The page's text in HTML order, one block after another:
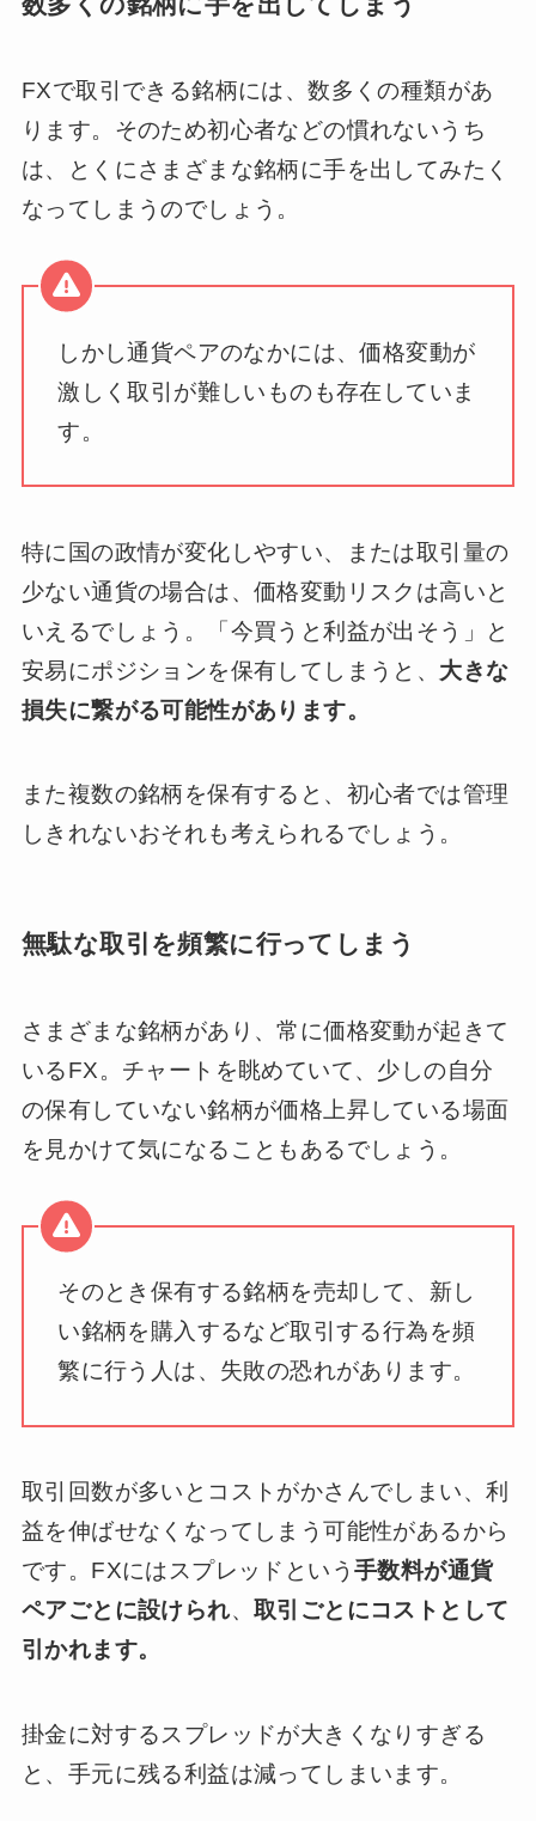
FXで取引できる銘柄には、数多くの種類があ
ります。そのため初心者などの慣れないうち
は、とくにさまざまな銘柄に手を出してみたく
なってしまうのでしょう。
しかし通貨ペアのなかには、価格変動が
激しく取引が難しいものも存在していま
す。
特に国の政情が変化しやすい、または取引量の
少ない通貨の場合は、価格変動リスクは高いと
いえるでしょう。「今買うと利益が出そう」と
安易にポジションを保有してしまうと、 大きな
損失に繋がる可能性があります。
また複数の銘柄を保有すると、初心者では管理
しきれないおそれも考えられるでしょう。
無駄な取引を頻繁に行ってしまう
さまざまな銘柄があり、常に価格変動が起きて
いるFX。チャートを眺めていて、少しの自分
の保有していない銘柄が価格上昇している場面
を見かけて気になることもあるでしょう。
そのとき保有する銘柄を売却して、新し
い銘柄を購入するなど取引する行為を頻
繁に行う人は、失敗の恐れがあります。
取引回数が多いとコストがかさんでしまい、利
益を伸ばせなくなってしまう可能性があるから
です。FXにはスプレッドという 手数料が通貨
ペアごとに設けられ、 取引ごとにコストとして
引かれます。
掛金に対するスプレッドが大きくなりすぎる
と、手元に残る利益は減ってしまいます。